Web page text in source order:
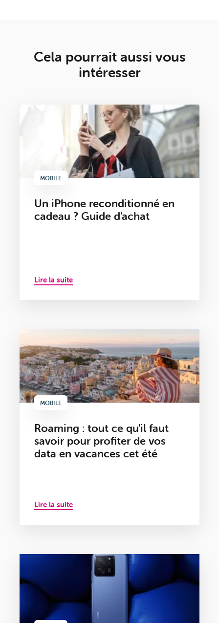
Cela pourrait aussi vous
intéresser
MOBILE
Un iPhone reconditionné en
cadeau ? Guide d'achat
Lire la suite
MOBILE
Roaming : tout ce qu'il faut
savoir pour profiter de vos
data en vacances cet été
Lire la suite